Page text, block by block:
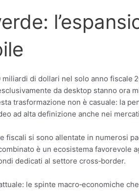
di dollari nel solo anno
da desktop stanno ora
trasformazione non è casuale: la
ad alta definizione anche nei
si sono allentate in numerosi
è un ecosistema
dedicati al settore cross‑border.
le spinte macro‑economiche